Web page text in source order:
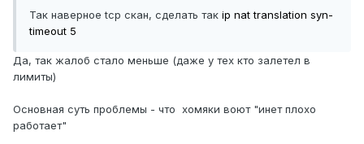
Так наверное tcp скан, сделать так ip nat translation syn-
timeout 5
Да, так жалоб стало меньше (даже у тех кто залетел в
лимиты)
Основная суть проблемы - что хомяки воют "инет плохо
работает"